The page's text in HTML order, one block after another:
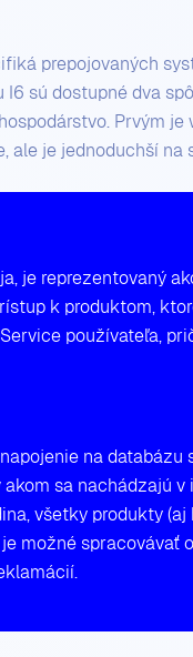
prepojovaných
sú dostupné dva
Prvým
ale je jednoduchší na
je reprezentovaný
k produktom,
používateľa,
na
sa nachádzajú
všetky produkty
možné spracovávať